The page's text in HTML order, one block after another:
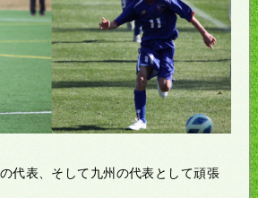
代表、そして九州の代表として頑張